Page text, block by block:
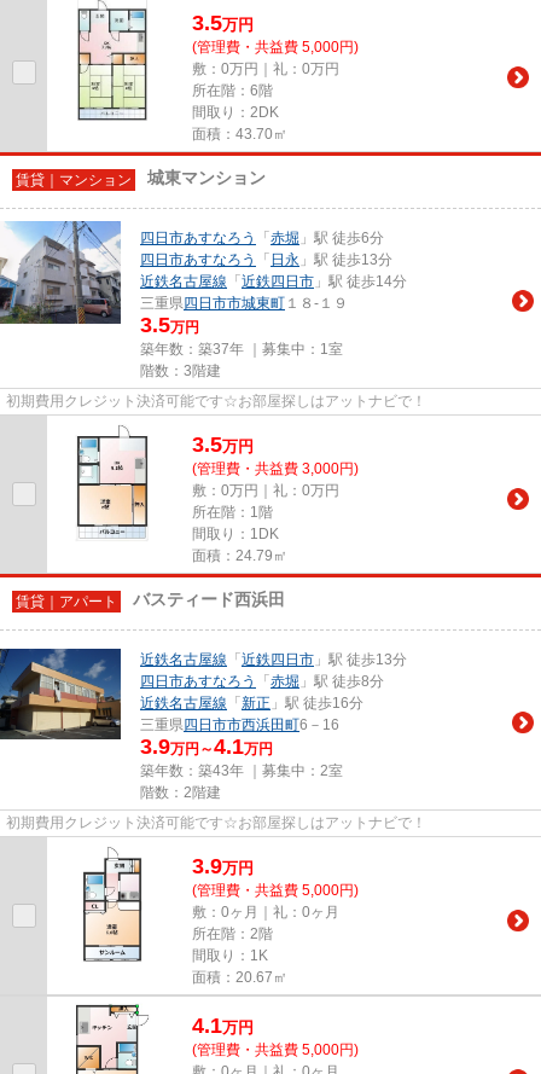
3.5万円
(管理費・共益費 5,000円)
敷：0万円｜礼：0万円
所在階：6階
間取り：2DK
面積：43.70㎡
賃貸｜マンション 城東マンション
四日市あすなろう 「 赤堀 」駅 徒歩6分
四日市あすなろう
「 日永 」駅 徒歩13分
近鉄名古屋線 「 近鉄四日市 」駅 徒歩14分
三重県四日市市城東町 １８-１９
3.5万円
築年数：築37年 ｜募集中： 1室
階数：3階建
初期費用クレジット決済可能です☆お部屋探しはアットナビで！
3.5万円
(管理費・共益費 3,000円)
敷：0万円｜礼：0万円
所在階：1階
間取り：1DK
面積：24.79㎡
賃貸｜アパート バスティード西浜田
近鉄名古屋線 「 近鉄四日市 」駅 徒歩13分
四日市あすなろう
「 赤堀 」駅 徒歩8分
近鉄名古屋線 「 新正 」駅 徒歩16分
三重県四日市市西浜田町6－16
3.9万円～4.1万円
築年数：築43年 ｜募集中： 2室
階数：2階建
初期費用クレジット決済可能です☆お部屋探しはアットナビで！
3.9万円
(管理費・共益費 5,000円)
敷：0ヶ月｜礼：0ヶ月
所在階：2階
間取り：1K
面積：20.67㎡
4.1万円
(管理費・共益費 5,000円)